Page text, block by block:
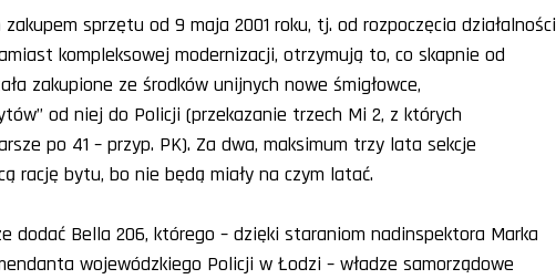
zakupem sprzętu od 9 maja 2001 roku, tj. od rozpoczęcia działalności
kompleksowej modernizacji, otrzymują to, co skapnie od
zakupione ze środków unijnych nowe śmigłowce,
od niej do Policji (przekazanie trzech Mi 2, z których
po 41 – przyp. PK). Za dwa, maksimum trzy lata sekcje
rację bytu, bo nie będą miały na czym latać.
dodać Bella 206, którego – dzięki staraniom nadinspektora Marka
wojewódzkiego Policji w Łodzi – władze samorządowe